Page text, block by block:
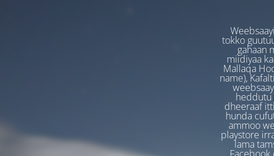
tokko
gahaan
miidiyaa
Mallaqa
name),
heddutu
dheeraaf
hunda
ammoo
playstore
lama